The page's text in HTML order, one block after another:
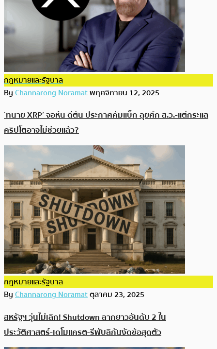
กฎหมายและรัฐบาล
ByChannarong Noramatพฤศจิกายน 12, 2025
‘ทนาย XRP’ จอห์น ดีตัน ประกาศคัมแบ็ก ลุยศึก ส.ว.-แต่กระแส
คริปโตอาจไม่ช่วยแล้ว?
กฎหมายและรัฐบาล
ByChannarong Noramatตุลาคม 23, 2025
สหรัฐฯ วุ่นไม่เลิก! Shutdown ลากยาวอันดับ 2 ใน
ประวัติศาสตร์-เดโมแครต-รีพับลิกันงัดข้อสุดตัว